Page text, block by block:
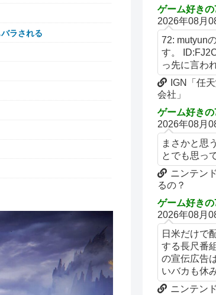
た結果……
35.3％
変わるほどの調整、大会
てをしたい。」
判決
人が続出中
ラされる
ゲーム好き
2026年08月
72: mutyun
す。
っ先に言わ
IGN「任
会社」
ゲーム好き
2026年08月
まさかと思
とでも思っ
ニンテン
るの？
ゲーム好き
2026年08月
日米だけで
する長尺番
の宣伝広告
いバカも休
ニンテン